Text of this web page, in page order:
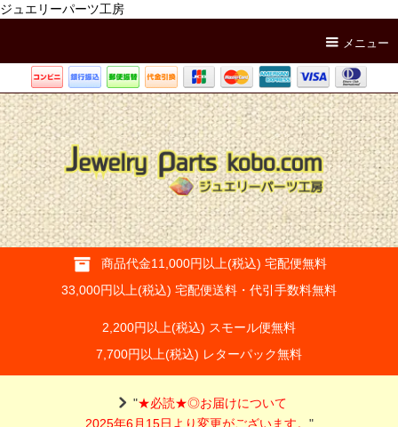
ジュエリーパーツ工房
メニュー
商品代金11,000円以上(税込) 宅配便無料
33,000円以上(税込) 宅配便送料・代引手数料無料
2,200円以上(税込) スモール便無料
7,700円以上(税込) レターパック無料
"★必読★◎お届けについて
2025年6月15日より変更がございます。 "